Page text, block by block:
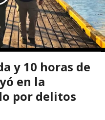
y 10 horas de
en la
por delitos